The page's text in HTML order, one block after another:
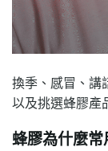
換季、感冒、講
以及挑選蜂膠產
蜂膠為什麼常